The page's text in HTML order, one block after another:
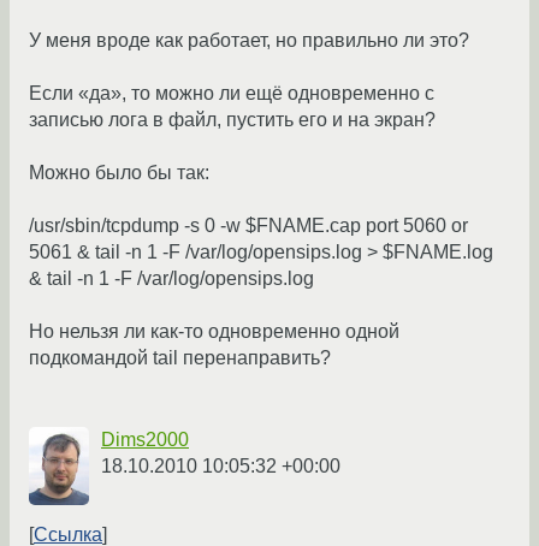
У меня вроде как работает, но правильно ли это?
Если «да», то можно ли ещё одновременно с
записью лога в файл, пустить его и на экран?
Можно было бы так:
/usr/sbin/tcpdump -s 0 -w $FNAME.cap port 5060 or
5061 & tail -n 1 -F /var/log/opensips.log > $FNAME.log
& tail -n 1 -F /var/log/opensips.log
Но нельзя ли как-то одновременно одной
подкомандой tail перенаправить?
Dims2000
18.10.2010 10:05:32 +00:00
Ссылка